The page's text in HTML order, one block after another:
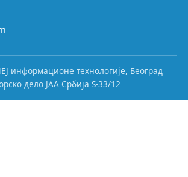
информационе технологије, Београд
дело ЈАА Србија S-33/12